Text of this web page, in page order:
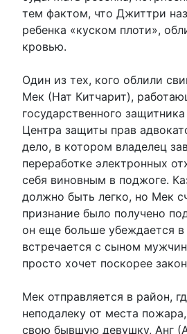
тем фактом, что Джиттри
ребенка «куском плоти»,
кровью.
Один из тех, кого облили
Мек (Нат Китчарит),
государственного
Центра защиты прав
дело, в котором владелец
переработке электронных
себя виновным в поджоге.
должно быть легко, но Мек
признание было получено
он еще больше убеждается в
встречается с сыном
просто хочет поскорее
Мек отправляется в район,
неподалеку от места
свою бывшую девушку, Анг